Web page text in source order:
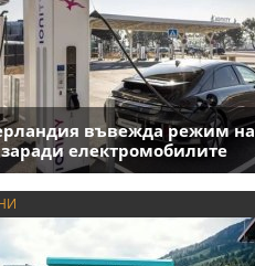
въвежда режим на
заради електромобилите